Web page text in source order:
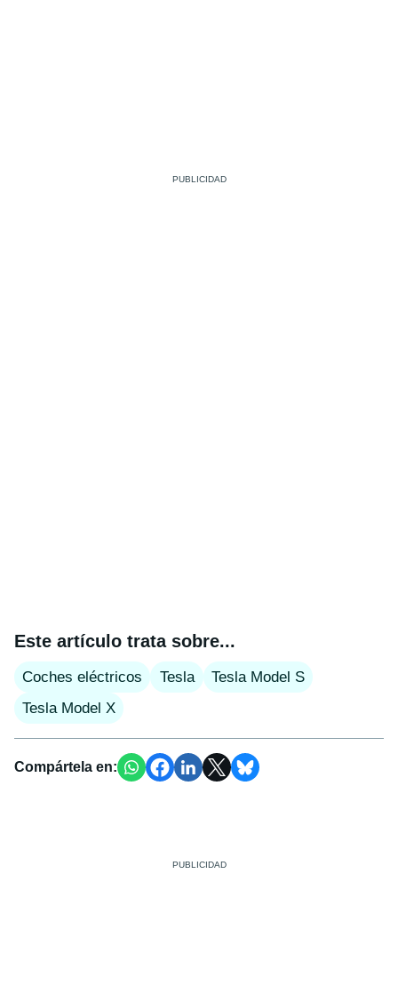
Este artículo trata sobre...
Coches eléctricos Tesla
Tesla Model S
Tesla Model X
Compártela en: